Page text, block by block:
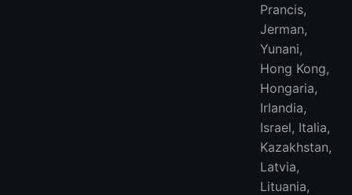
Prancis,
Jerman,
Yunani,
Hong Kong,
Hongaria,
Irlandia,
Israel, Italia,
Kazakhstan,
Latvia,
Lituania,